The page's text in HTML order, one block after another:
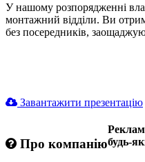
У нашому розпорядженні
монтажний відділи. Ви
без посередників,
Завантажити презентацію
Про компаніюбудь-